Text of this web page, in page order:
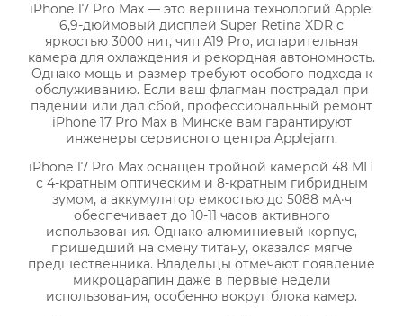
iPhone 17 Pro Max — это вершина технологий Apple:
6,9-дюймовый дисплей Super Retina XDR с
яркостью 3000 нит, чип A19 Pro, испарительная
камера для охлаждения и рекордная автономность.
Однако мощь и размер требуют особого подхода к
обслуживанию. Если ваш флагман пострадал при
падении или дал сбой, профессиональный ремонт
iPhone 17 Pro Max в Минске вам гарантируют
инженеры сервисного центра Applejam.
iPhone 17 Pro Max оснащен тройной камерой 48 МП
с 4-кратным оптическим и 8-кратным гибридным
зумом, а аккумулятор емкостью до 5088 мА·ч
обеспечивает до 10-11 часов активного
использования. Однако алюминиевый корпус,
пришедший на смену титану, оказался мягче
предшественника. Владельцы отмечают появление
микроцарапин даже в первые недели
использования, особенно вокруг блока камер.